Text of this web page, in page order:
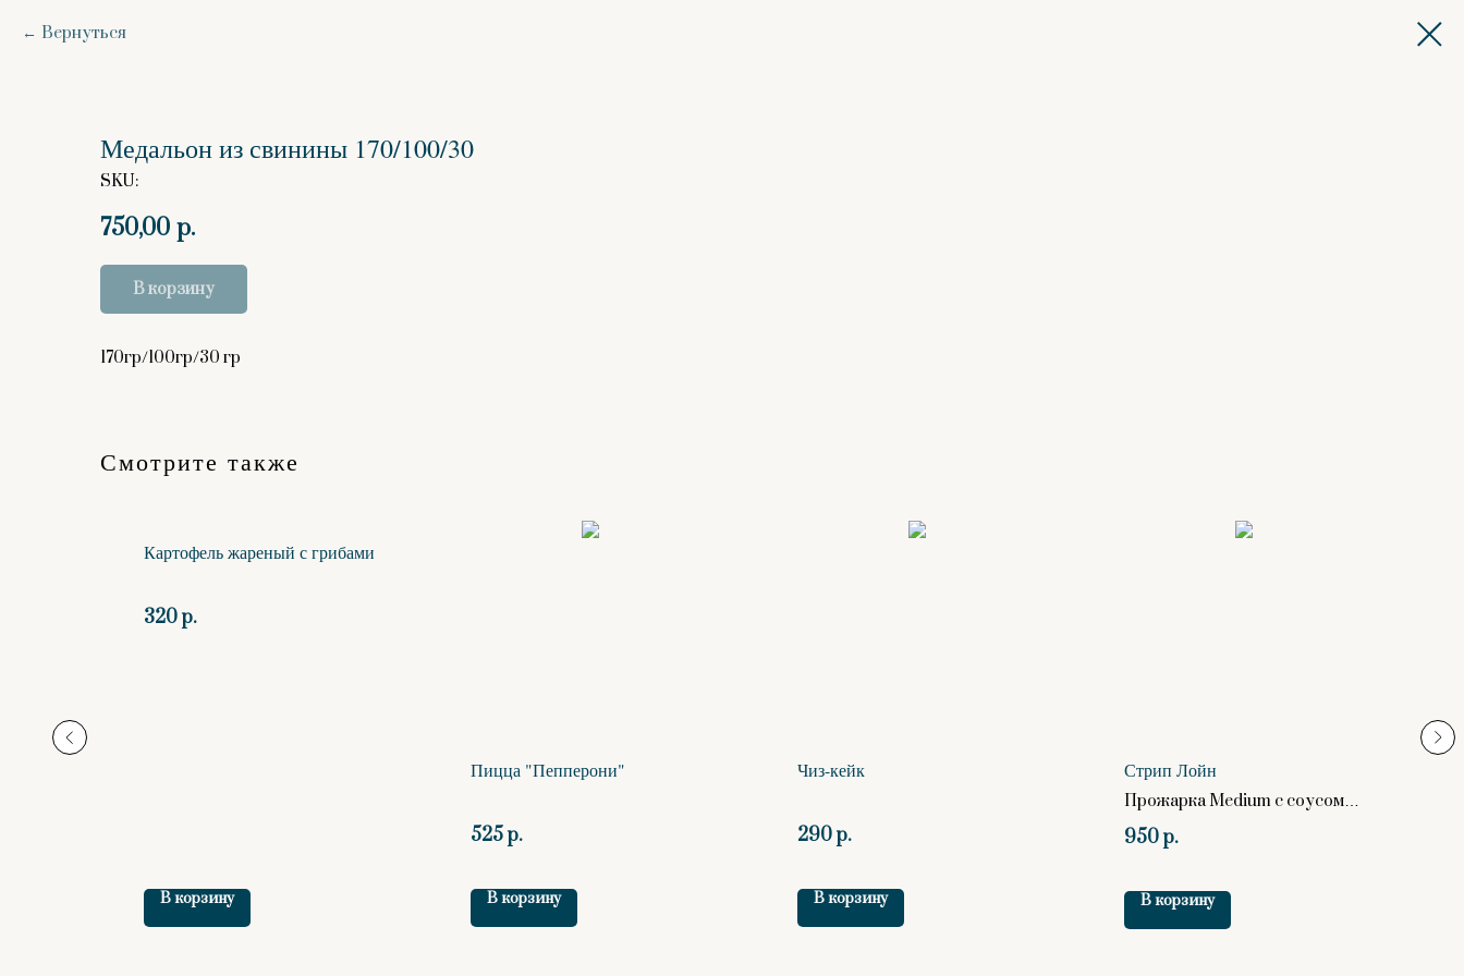
Вернуться
Медальон из свинины 170/100/30
SKU:
750,00 р.
В корзину
170гр/100гр/30 гр
Смотрите также
Картофель жареный с грибами
320р.
В корзину
Пицца "Пепперони"
525р.
В корзину
Чиз-кейк
290р.
В корзину
Стрип Лойн
Прожарка Medium с соусом
"Чивас". Цена указана за 100
гр
950р.
В корзину